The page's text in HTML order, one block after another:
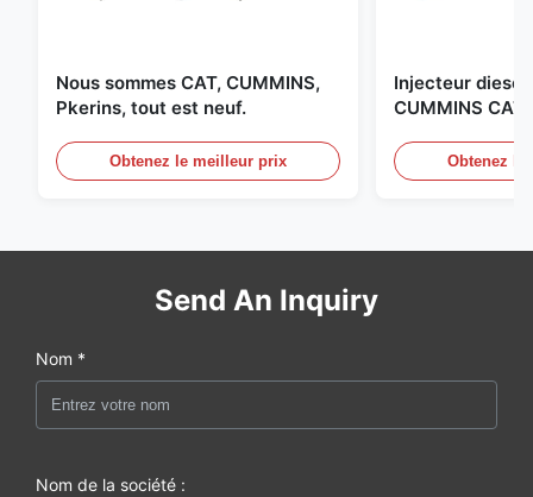
Nous sommes CAT, CUMMINS,
Pkerins, tout est neuf.
Obtenez le meilleur prix
Injecteur diesel
CUMMINS CAT
Obtenez
Send An Inquiry
Nom *
Nom de la société :